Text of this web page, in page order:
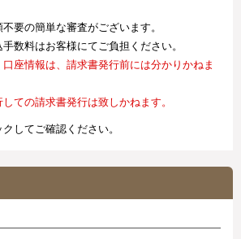
要の簡単な審査がございます。
数料はお客様にてご負担ください。
座情報は、請求書発行前には分かりかねま
ての請求書発行は致しかねます。
してご確認ください。